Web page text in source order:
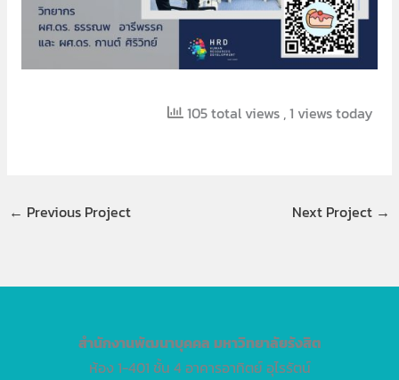
105 total views , 1 views today
← Previous Project Next Project →
สำนักงานพัฒนาบุคคล มหาวิทยาลัยรังสิต
ห้อง 1-401 ชั้น 4 อาคารอาทิตย์ อุไรรัตน์